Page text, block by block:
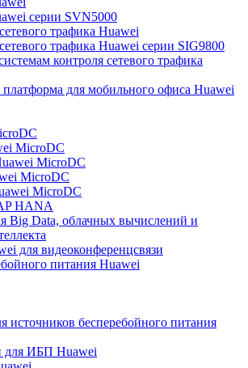
серии SVN5000
трафика Huawei
трафика Huawei серии SIG9800
контроля сетевого трафика
платформа для мобильного офиса Huawei
MicroDC
MicroDC
MicroDC
MicroDC
HANA
Big Data, облачных вычислений и
для видеоконференцсвязи
питания Huawei
источников бесперебойного питания
для ИБП Huawei